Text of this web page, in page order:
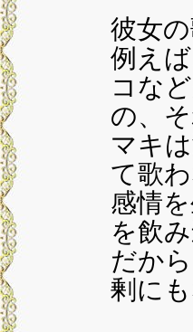
彼女
例え
コな
の、
マキ
て歌わ
感情
を飲
だか
剰にも